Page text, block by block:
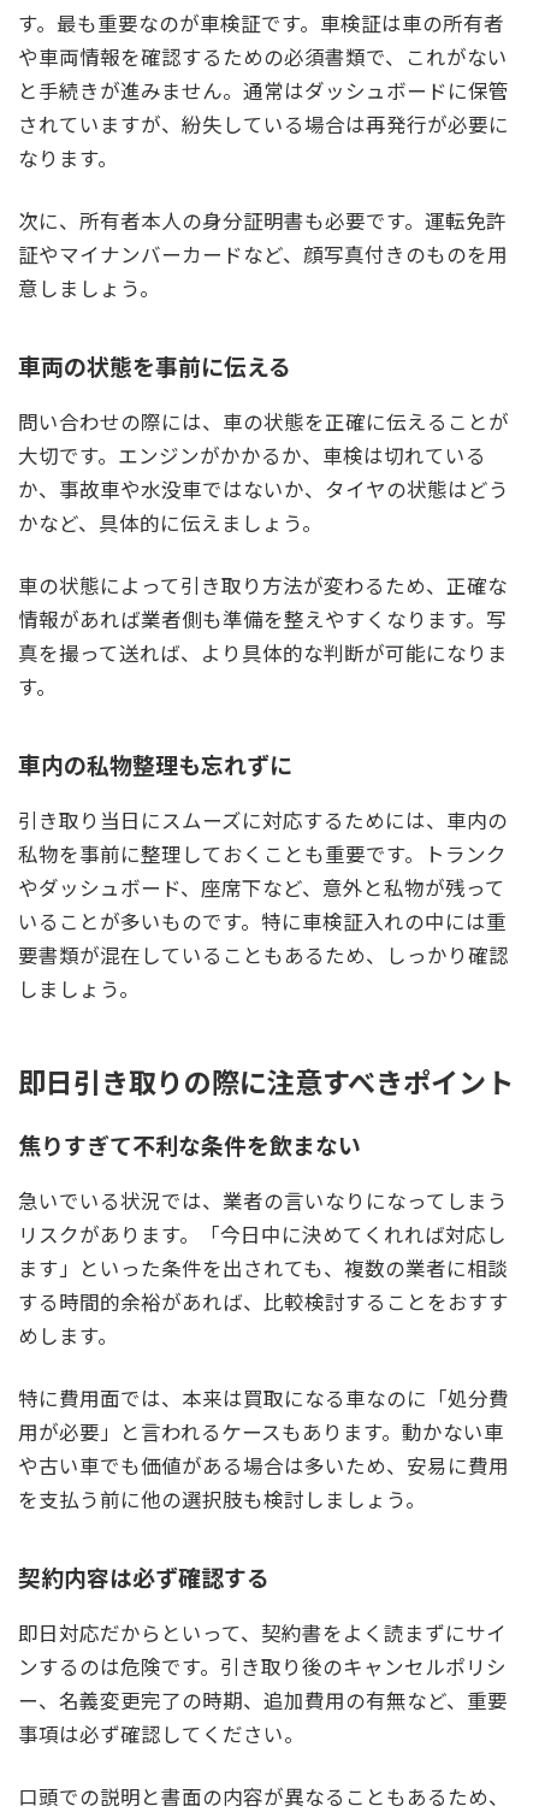
す。最も重要なのが車検証です。車検証は車の所有者
や車両情報を確認するための必須書類で、これがない
と手続きが進みません。通常はダッシュボードに保管
されていますが、紛失している場合は再発行が必要に
なります。
次に、所有者本人の身分証明書も必要です。運転免許
証やマイナンバーカードなど、顔写真付きのものを用
意しましょう。
車両の状態を事前に伝える
問い合わせの際には、車の状態を正確に伝えることが
大切です。エンジンがかかるか、車検は切れている
か、事故車や水没車ではないか、タイヤの状態はどう
かなど、具体的に伝えましょう。
車の状態によって引き取り方法が変わるため、正確な
情報があれば業者側も準備を整えやすくなります。写
真を撮って送れば、より具体的な判断が可能になりま
す。
車内の私物整理も忘れずに
引き取り当日にスムーズに対応するためには、車内の
私物を事前に整理しておくことも重要です。トランク
やダッシュボード、座席下など、意外と私物が残って
いることが多いものです。特に車検証入れの中には重
要書類が混在していることもあるため、しっかり確認
しましょう。
即日引き取りの際に注意すべきポイント
焦りすぎて不利な条件を飲まない
急いでいる状況では、業者の言いなりになってしまう
リスクがあります。「今日中に決めてくれれば対応し
ます」といった条件を出されても、複数の業者に相談
する時間的余裕があれば、比較検討することをおすす
めします。
特に費用面では、本来は買取になる車なのに「処分費
用が必要」と言われるケースもあります。動かない車
や古い車でも価値がある場合は多いため、安易に費用
を支払う前に他の選択肢も検討しましょう。
契約内容は必ず確認する
即日対応だからといって、契約書をよく読まずにサイ
ンするのは危険です。引き取り後のキャンセルポリシ
ー、名義変更完了の時期、追加費用の有無など、重要
事項は必ず確認してください。
口頭での説明と書面の内容が異なることもあるため、